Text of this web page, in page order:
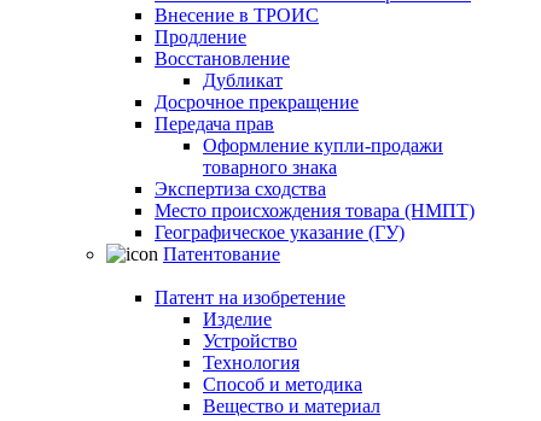
Внесение в ТРОИС
Продление
Восстановление
Дубликат
Досрочное прекращение
Передача прав
Оформление купли-продажи
товарного знака
Экспертиза сходства
Место происхождения товара (НМПТ)
Географическое указание (ГУ)
Патентование
Патент на изобретение
Изделие
Устройство
Технология
Способ и методика
Вещество и материал